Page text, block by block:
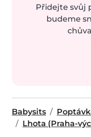
Přidejte svůj
budeme
Babysits
Lhota (Praha-